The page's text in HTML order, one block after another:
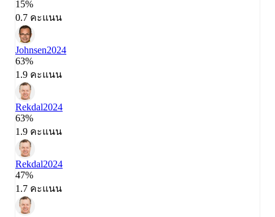
15%
0.7 คะแนน
Johnsen2024
63%
1.9 คะแนน
Rekdal2024
63%
1.9 คะแนน
Rekdal2024
47%
1.7 คะแนน